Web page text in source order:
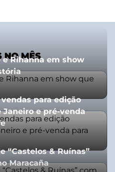
NO MÊS
e Rihanna em show
para edição
Janeiro e pré-venda
“Castelos & Ruínas”
Maracaña